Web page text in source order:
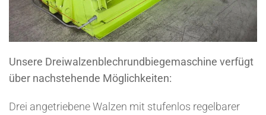
Unsere Dreiwalzenblechrundbiegemaschine verfügt
über nachstehende Möglichkeiten:
Drei angetriebene Walzen mit stufenlos regelbarer